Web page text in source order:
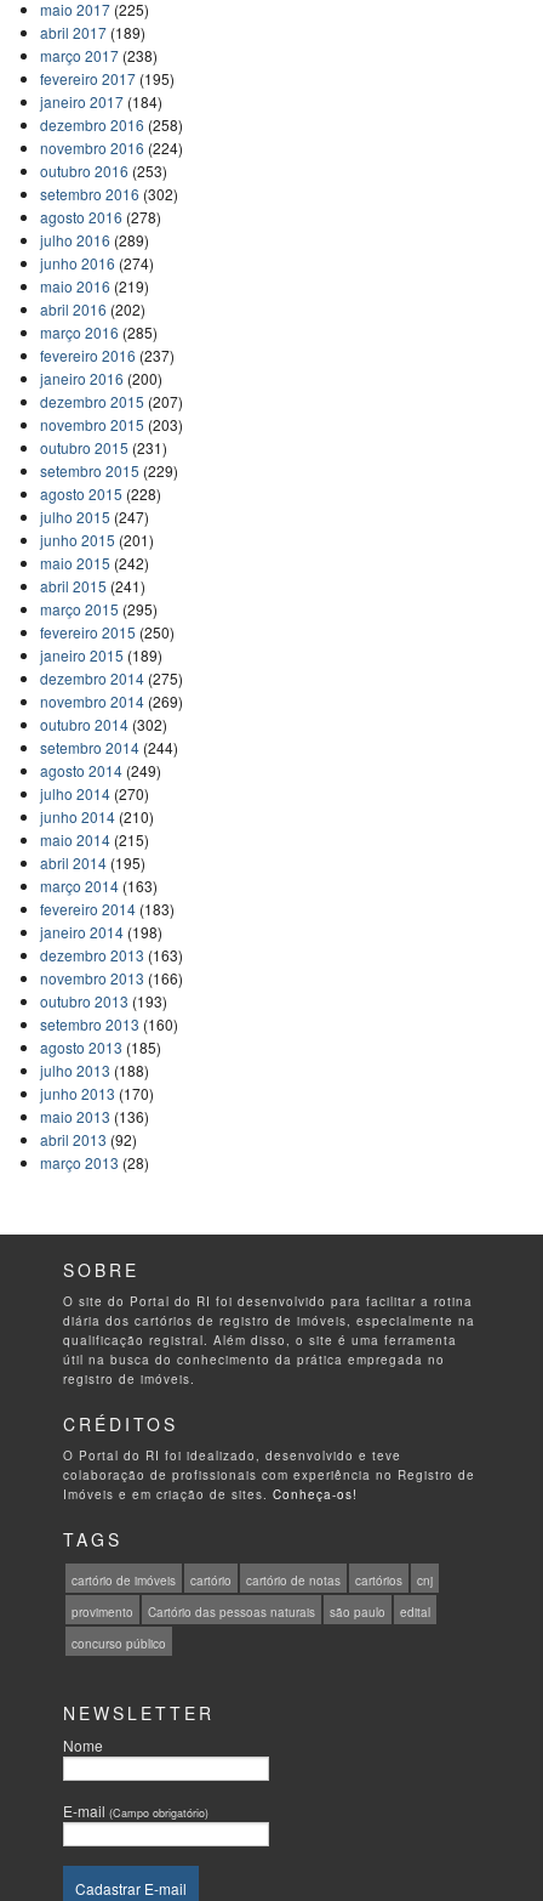
maio 2017(225)
abril 2017(189)
março 2017(238)
fevereiro 2017(195)
janeiro 2017(184)
dezembro 2016 (258)
novembro 2016 (224)
outubro 2016 (253)
setembro 2016 (302)
agosto 2016 (278)
julho 2016 (289)
junho 2016 (274)
maio 2016 (219)
abril 2016 (202)
março 2016 (285)
fevereiro 2016 (237)
janeiro 2016 (200)
dezembro 2015 (207)
novembro 2015 (203)
outubro 2015 (231)
setembro 2015 (229)
agosto 2015 (228)
julho 2015 (247)
junho 2015 (201)
maio 2015 (242)
abril 2015 (241)
março 2015 (295)
fevereiro 2015 (250)
janeiro 2015 (189)
dezembro 2014(275)
novembro 2014(269)
outubro 2014(302)
setembro 2014(244)
agosto 2014(249)
julho 2014(270)
junho 2014(210)
maio 2014(215)
abril 2014(195)
março 2014(163)
fevereiro 2014(183)
janeiro 2014(198)
dezembro 2013 (163)
novembro 2013 (166)
outubro 2013 (193)
setembro 2013 (160)
agosto 2013 (185)
julho 2013 (188)
junho 2013 (170)
maio 2013 (136)
abril 2013 (92)
março 2013 (28)
SOBRE
O site do Portal do RI foi desenvolvido para facilitar a rotina
diária dos cartórios de registro de imóveis, especialmente na
qualificação registral. Além disso, o site é uma ferramenta
útil na busca do conhecimento da prática empregada no
registro de imóveis.
CRÉDITOS
O Portal do RI foi idealizado, desenvolvido e teve
colaboração de profissionais com experiência no Registro de
Imóveis e em criação de sites.Conheça-os!
TAGS
cartório de imóveis cartório cartório de notas cartórios
cnj
provimento
Cartório das pessoas naturais são paulo
edital
concurso público
NEWSLETTER
Nome
E-mail(Campo obrigatório)